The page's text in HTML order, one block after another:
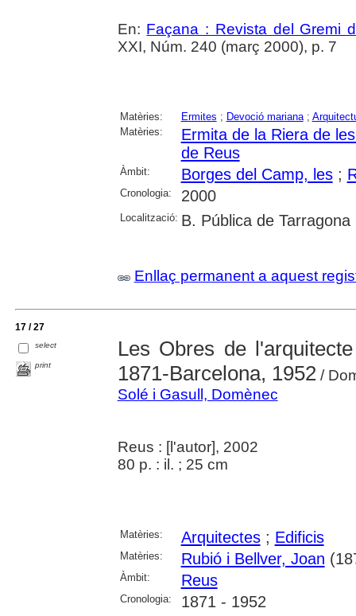
En: Façana : Revista del Gremi
XXI, Núm. 240 (març 2000), p. 7
Matèries: Ermites ; Devoció mariana;
Matèries:
Ermita de la Riera de
de Reus
Àmbit: Borges del Camp, les;
Cronologia: 2000
Localització: B. Pública de Tarragona
Enllaç permanent a aquest
17 / 27
select
print
Les Obres de
1871-Barcelona, 1952/
Solé i Gasull, Domènec
Reus : [l'autor], 2002
80 p. : il. ; 25 cm
Matèries: Arquitectes; Edificis
Matèries: Rubió i Bellver, Joan
Àmbit: Reus
Cronologia: 1871 - 1952